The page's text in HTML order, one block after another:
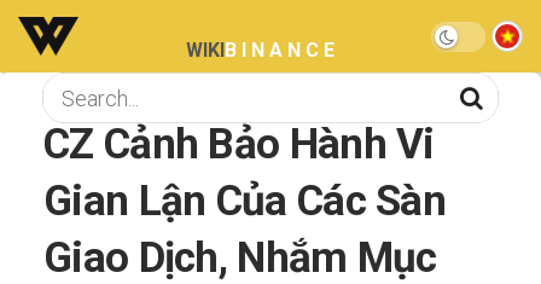
WIKIBINANCE
CZ Cảnh Bảo Hành Vi
Gian Lận Của Các Sàn
Giao Dịch, Nhắm Mục